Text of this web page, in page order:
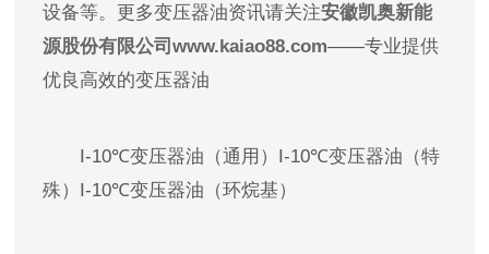
设备等。更多变压器油资讯请关注安徽凯奥新能
源股份有限公司www.kaiao88.com——专业提供
优良高效的变压器油
I-10℃变压器油（通用）I-10℃变压器油（特
殊）I-10℃变压器油（环烷基）